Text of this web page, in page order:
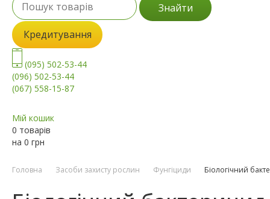
Знайти
Кредитування
(095) 502-53-44
(096) 502-53-44
(067) 558-15-87
Мій кошик
0 товарів
на 0 грн
Головна Засоби захисту рослин Фунгіциди Біологічний